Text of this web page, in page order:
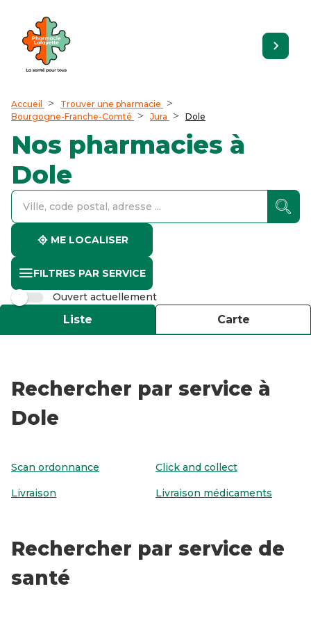
Accueil
Trouver une pharmacie
Bourgogne-Franche-Comté
Jura Dole
Nos pharmacies à
Dole
accessibility.searchform.label.searchform
accessibility.searchform.label.searchinput
accessibility.searchform.autocomplete_status
ME LOCALISER
FILTRES PAR SERVICE
Ouvert actuellement
Liste Carte
Rechercher par service à
Dole
Scan ordonnance Click and collect
Livraison Livraison médicaments
Rechercher par service de
santé